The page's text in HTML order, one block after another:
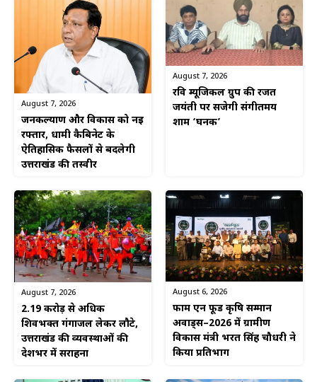
August 7, 2026
जनकल्याण और विकास को नई
रफ्तार, धामी कैबिनेट के
ऐतिहासिक फैसलों से बदलेगी
उत्तराखंड की तस्वीर
August 7, 2026
रवि म्यूजिकल ग्रुप की रजत
जयंती पर सजेगी संगीतमय
शाम ‘घनक’
August 7, 2026
2.19 करोड़ से अधिक
शिवभक्त गंगाजल लेकर लौटे,
उत्तराखंड की व्यवस्थाओं की
देशभर में सराहना
August 6, 2026
फार्म एन फूड कृषि सम्मान
अवार्ड्स–2026 में ग्रामीण
विकास मंत्री भरत सिंह चौधरी ने
किया प्रतिभाग